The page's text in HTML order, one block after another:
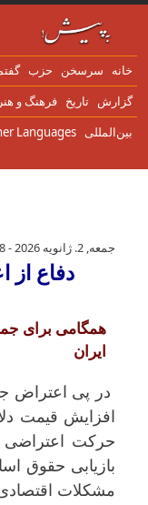
به محتوای اصلی
سرسخن حزب گفتمان
تاریخ فرهنگ و هنر
Other Languages
دفاع از اعتراضات
جمعه, 2. ژانویه 2026 - 12:08
دفاع از
همگامی برای
ايران
در پی اعتراض
افزایش قیمت
حرکت اعتراضی
بازیابی حقوق
مشکلات